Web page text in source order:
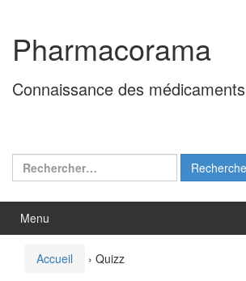
contenu
menu
principal
Pharmacorama
Connaissance des médicaments
Rechercher :
Menu
Accueil › Quizz